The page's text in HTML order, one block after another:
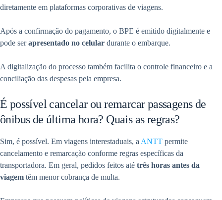
diretamente em plataformas corporativas de viagens.
Após a confirmação do pagamento, o BPE é emitido digitalmente e
pode serapresentado no celular durante o embarque.
A digitalização do processo também facilita o controle financeiro e a
conciliação das despesas pela empresa.
É possível cancelar ou remarcar passagens de
ônibus de última hora? Quais as regras?
Sim, é possível. Em viagens interestaduais, a ANTT permite
cancelamento e remarcação conforme regras específicas da
transportadora. Em geral, pedidos feitos até três horas antes da
viagem têm menor cobrança de multa.